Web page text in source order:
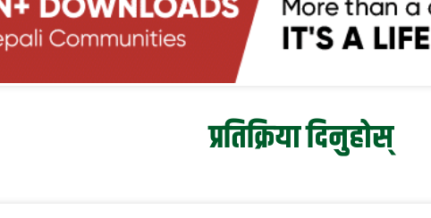
प्रतिक्रिया दिनुहोस्